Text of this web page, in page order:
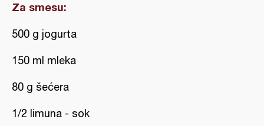
Za smesu:
500 g jogurta
150 ml mleka
80 g šećera
1/2 limuna - sok